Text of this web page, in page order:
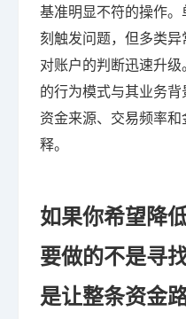
基准明显不符的操作
刻触发问题，但多类
对账户的判断迅速升
的行为模式与其业务
资金来源、交易频率
释。
如果你希望降
要做的不是寻
是让整条资金